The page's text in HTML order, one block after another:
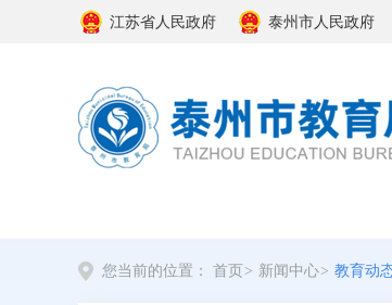
江苏省人民政府 泰州市人民政府
您当前的位置： 首页 > 新闻中心> 教育动